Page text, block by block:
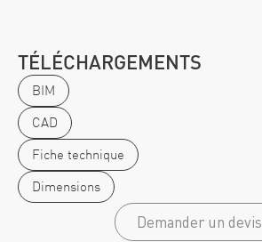
TÉLÉCHARGEMENTS
BIM
CAD
Fiche technique
Dimensions
Demander un devis